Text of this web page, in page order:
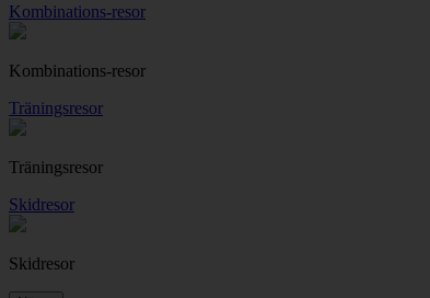
Kombinations-resor
Kombinations-resor
Träningsresor
Träningsresor
Skidresor
Skidresor